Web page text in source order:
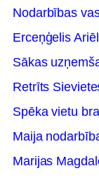
Nodarbības
Erceņģelis
Sākas
Retrīts
Spēka vietu
Maija
Marijas